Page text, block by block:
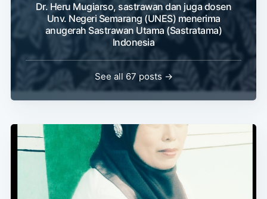
Dr. Heru Mugiarso, sastrawan dan juga dosen
Unv. Negeri Semarang (UNES) menerima
anugerah Sastrawan Utama (Sastratama)
Indonesia
See all 67 posts →